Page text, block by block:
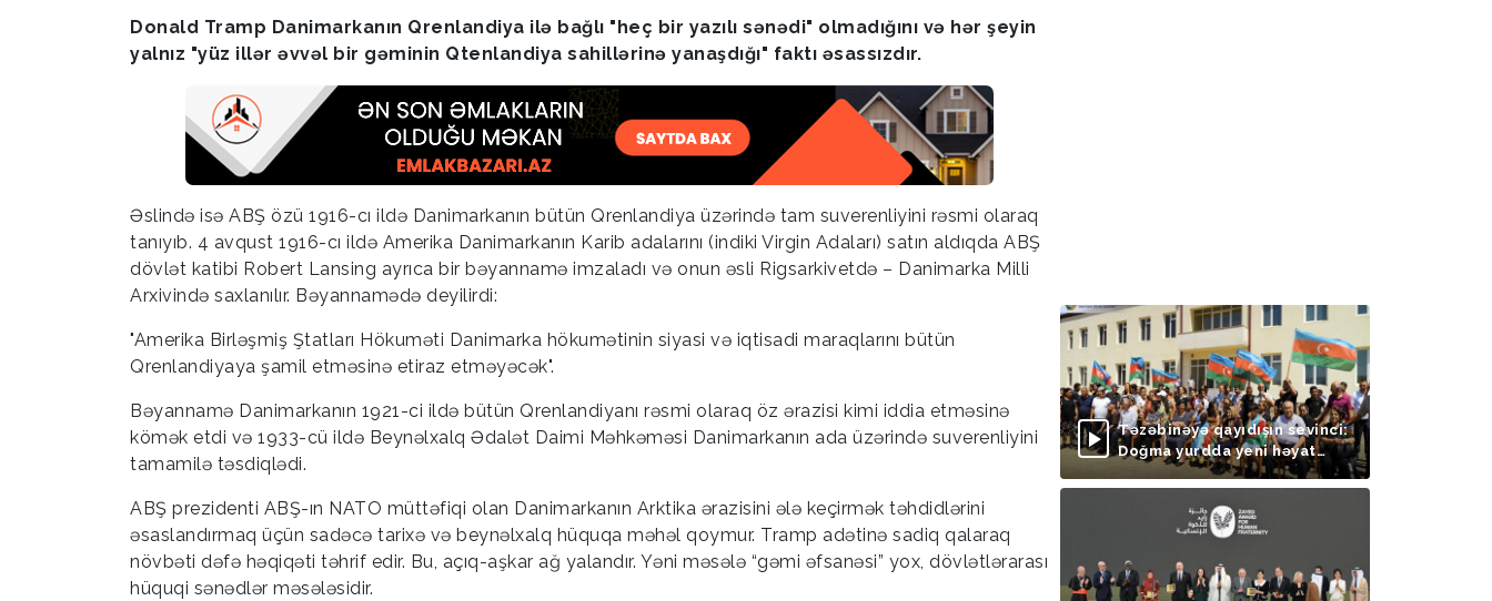
Donald Tramp Danimarkanın Qrenlandiya ilə bağlı "heç bir yazılı sənədi" olmadığını və hər şeyin
yalnız "yüz illər əvvəl bir gəminin Qtenlandiya sahillərinə yanaşdığı" faktı əsassızdır.
Əslində isə ABŞ özü 1916-cı ildə Danimarkanın bütün Qrenlandiya üzərində tam suverenliyini rəsmi olaraq
tanıyıb. 4 avqust 1916-cı ildə Amerika Danimarkanın Karib adalarını (indiki Virgin Adaları) satın aldıqda ABŞ
dövlət katibi Robert Lansing ayrıca bir bəyannamə imzaladı və onun əsli Rigsarkivetdə – Danimarka Milli
Arxivində saxlanılır. Bəyannamədə deyilirdi:
"Amerika Birləşmiş Ştatları Hökuməti Danimarka hökumətinin siyasi və iqtisadi maraqlarını bütün
Qrenlandiyaya şamil etməsinə etiraz etməyəcək".
Bəyannamə Danimarkanın 1921-ci ildə bütün Qrenlandiyanı rəsmi olaraq öz ərazisi kimi iddia etməsinə
kömək etdi və 1933-cü ildə Beynəlxalq Ədalət Daimi Məhkəməsi Danimarkanın ada üzərində suverenliyini
tamamilə təsdiqlədi.
ABŞ prezidenti ABŞ-ın NATO müttəfiqi olan Danimarkanın Arktika ərazisini ələ keçirmək təhdidlərini
əsaslandırmaq üçün sadəcə tarixə və beynəlxalq hüquqa məhəl qoymur. Tramp adətinə sadiq qalaraq
növbəti dəfə həqiqəti təhrif edir. Bu, açıq-aşkar ağ yalandır. Yəni məsələ “gəmi əfsanəsi” yox, dövlətlərarası
hüquqi sənədlər məsələsidir.
Təzəbinəyə qayıdışın sevinci:
Doğma yurdda yeni həyat
başlayır